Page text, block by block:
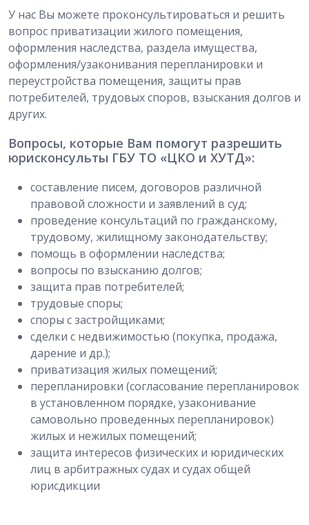
У нас Вы можете проконсультироваться и решить
вопрос приватизации жилого помещения,
оформления наследства, раздела имущества,
оформления/узаконивания перепланировки и
переустройства помещения, защиты прав
потребителей, трудовых споров, взыскания долгов и
других.
Вопросы, которые Вам помогут разрешить
юрисконсульты ГБУ ТО «ЦКО и ХУТД»:
составление писем, договоров различной
правовой сложности и заявлений в суд;
проведение консультаций по гражданскому,
трудовому, жилищному законодательству;
помощь в оформлении наследства;
вопросы по взысканию долгов;
защита прав потребителей;
трудовые споры;
споры с застройщиками;
сделки с недвижимостью (покупка, продажа,
дарение и др.);
приватизация жилых помещений;
перепланировки (согласование перепланировок
в установленном порядке, узаконивание
самовольно проведенных перепланировок)
жилых и нежилых помещений;
защита интересов физических и юридических
лиц в арбитражных судах и судах общей
юрисдикции